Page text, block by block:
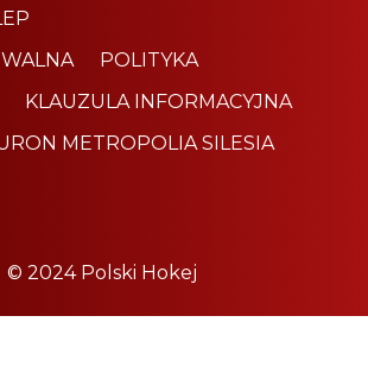
POLITYKA
KLAUZULA INFORMACYJNA
METROPOLIA SILESIA
© 2024 Polski Hokej